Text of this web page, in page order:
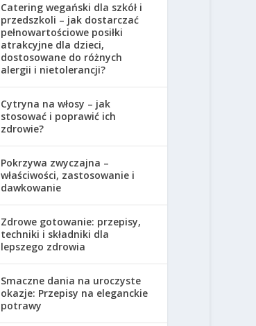
Catering wegański dla szkół i
przedszkoli – jak dostarczać
pełnowartościowe posiłki
atrakcyjne dla dzieci,
dostosowane do różnych
alergii i nietolerancji?
Cytryna na włosy – jak
stosować i poprawić ich
zdrowie?
Pokrzywa zwyczajna –
właściwości, zastosowanie i
dawkowanie
Zdrowe gotowanie: przepisy,
techniki i składniki dla
lepszego zdrowia
Smaczne dania na uroczyste
okazje: Przepisy na eleganckie
potrawy